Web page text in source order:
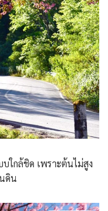
ใกล้ชิด เพราะต้นไม่สูง
ดิน